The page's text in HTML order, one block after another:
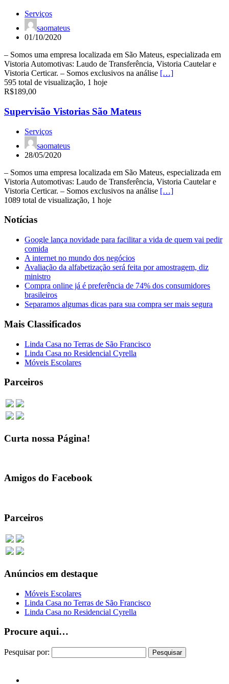
Serviços
saomateus
01/10/2020
– Somos uma empresa localizada em São Mateus, especializada em
Vistoria Automotivas: Laudo de Transferência, Vistoria Cautelar e
Vistoria Certicar. – Somos exclusivos na análise […]
595 total de visualização, 1 hoje
R$189,00
Supervisão Vistorias São Mateus
Serviços
saomateus
28/05/2020
– Somos uma empresa localizada em São Mateus, especializada em
Vistoria Automotivas: Laudo de Transferência, Vistoria Cautelar e
Vistoria Certicar. – Somos exclusivos na análise […]
1089 total de visualização, 1 hoje
Notícias
Google lança novidade para facilitar a vida de quem vai pedir
comida
A internet no mundo dos negócios
Avaliação da alfabetização será feita por amostragem, diz
ministro
Compra online já é preferência de 74% dos consumidores
brasileiros
Separamos algumas dicas para sua compra ser mais segura
Mais Classificados
Linda Casa no Terras de São Francisco
Linda Casa no Residencial Cyrella
Móveis Escolares
Parceiros
Curta nossa Página!
Amigos do Facebook
Parceiros
Anúncios em destaque
Móveis Escolares
Linda Casa no Terras de São Francisco
Linda Casa no Residencial Cyrella
Procure aqui…
Pesquisar por: